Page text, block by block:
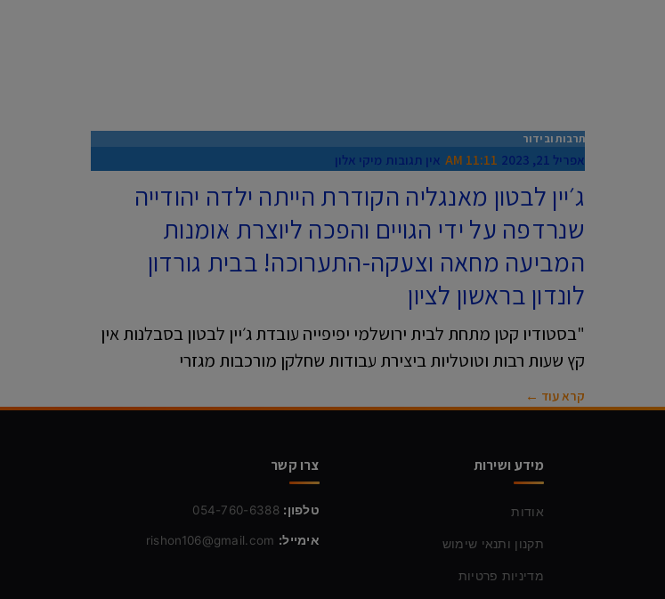
תרבות ובידור
אפריל 21, 2023 11:11 AM אין תגובות מיקי אלון
ג׳יין לבטון מאנגליה הקודרת הייתה ילדה יהודייה
שנרדפה על ידי הגויים והפכה ליוצרת אומנות
המביעה מחאה וצעקה-התערוכה! בבית גורדון
לונדון בראשון לציון
"בסטודיו קטן מתחת לבית ירושלמי יפיפייה עובדת ג׳יין לבטון בסבלנות אין
קץ שעות רבות וטוטליות ביצירת עבודות שחלקן מורכבות מגזרי
קרא עוד ←
מידע ושירות
אודות
תקנון ותנאי שימוש
מדיניות פרטיות
צרו קשר
טלפון: 054-760-6388
אימייל: rishon106@gmail.com